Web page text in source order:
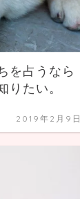
を占うなら
りたい。
2019年2月9日